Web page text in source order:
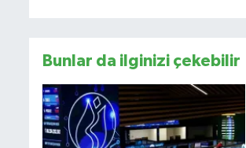
Bunlar da ilginizi çekebilir